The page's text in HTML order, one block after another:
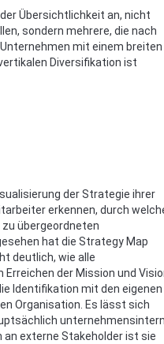
Übersichtlichkeit an, nicht
sondern mehrere, die nach
mit einem breiten
Diversifikation ist
der Strategie ihrer
erkennen, durch
übergeordneten
hat die Strategy Map
deutlich, wie alle
der Mission und
Identifikation mit den eigenen
Organisation. Es lässt sich
an externe Stakeholder ist sie